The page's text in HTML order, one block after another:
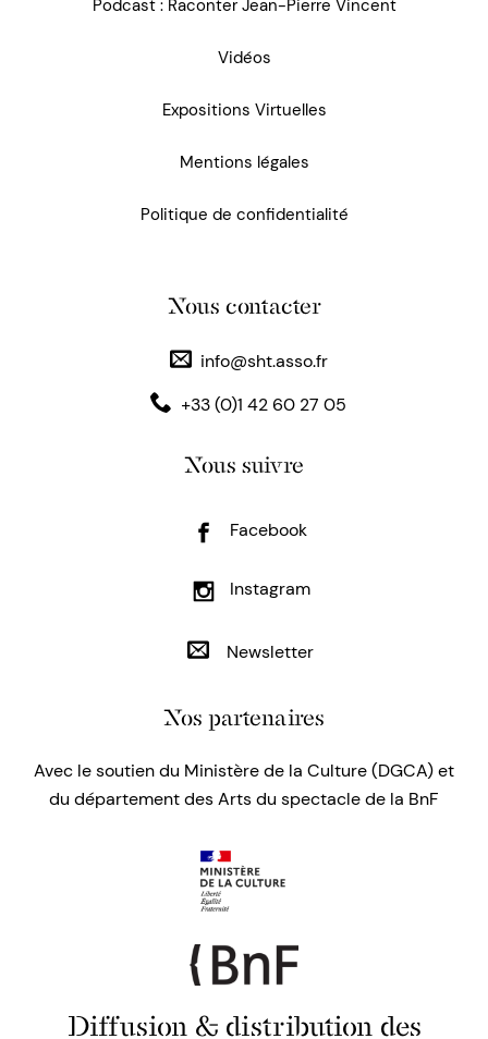
Podcast : Raconter Jean-Pierre Vincent
Vidéos
Expositions Virtuelles
Mentions légales
Politique de confidentialité
Nous contacter
info@sht.asso.fr
+33 (0)1 42 60 27 05
Nous suivre
Facebook
Instagram
Newsletter
Nos partenaires
Avec le soutien du Ministère de la Culture (DGCA) et
du département des Arts du spectacle de la BnF
Diffusion & distribution des